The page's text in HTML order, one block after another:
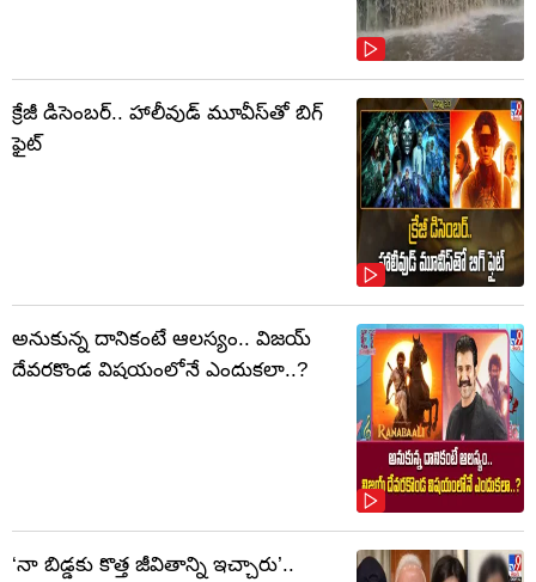
క్రేజీ డిసెంబర్‌.. హాలీవుడ్ మూవీస్‌తో బిగ్
ఫైట్‌
అనుకున్న దానికంటే ఆలస్యం.. విజయ్
దేవరకొండ విషయంలోనే ఎందుకలా..?
‘నా బిడ్డకు కొత్త జీవితాన్ని ఇచ్చారు’..